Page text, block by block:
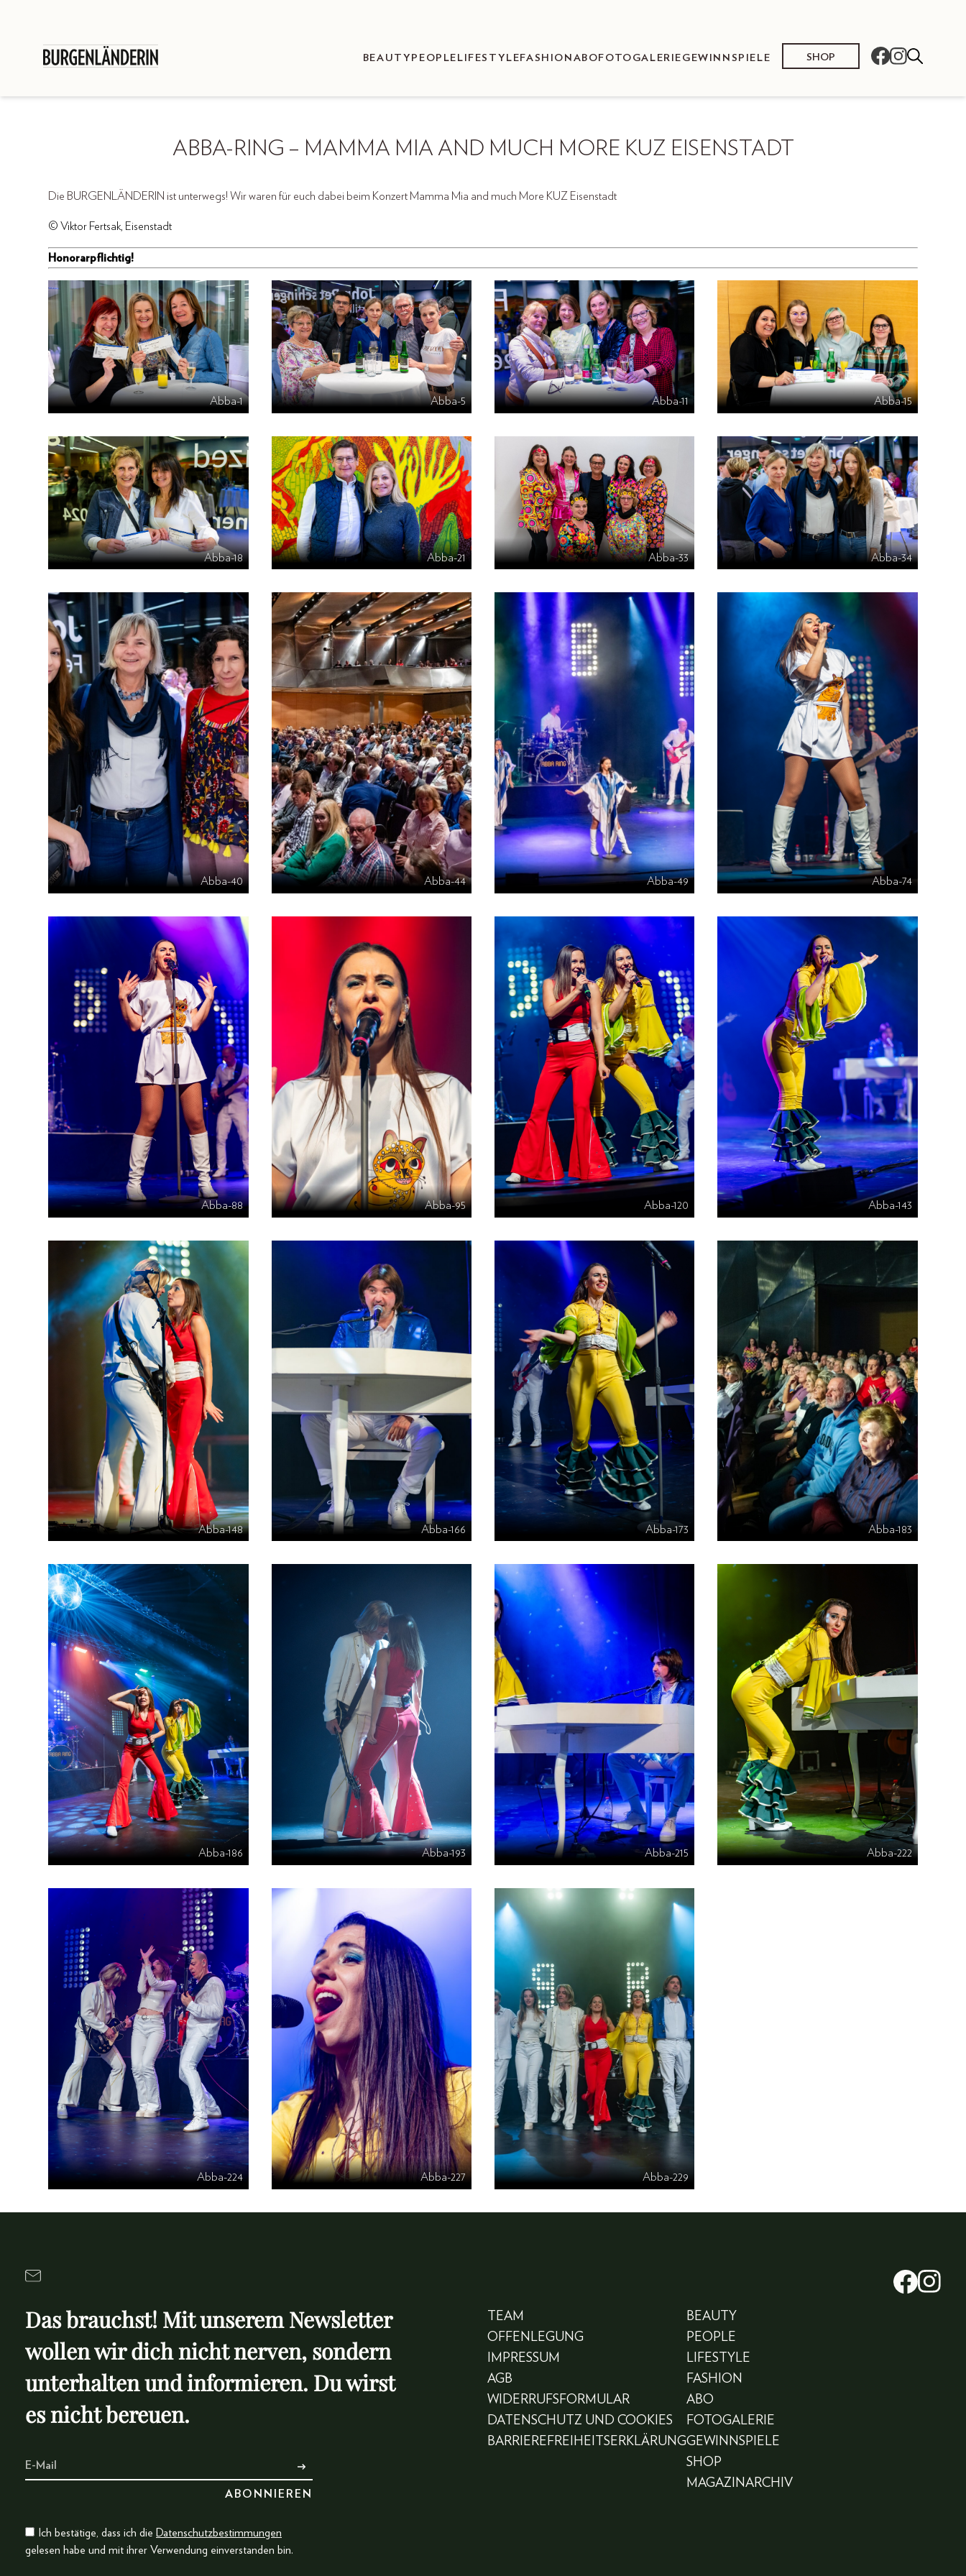
BEAUTY PEOPLE LIFESTYLEFASHION ABOFOTOGALERIE GEWINNSPIELE SHOP
ABBA-RING – MAMMA MIA AND MUCH MORE KUZ EISENSTADT
Die BURGENLÄNDERIN ist unterwegs! Wir waren für euch dabei beim Konzert Mamma Mia and much More KUZ Eisenstadt
© Viktor Fertsak, Eisenstadt
Honorarpflichtig!
Abba-1 Abba-5 Abba-11 Abba-15
Abba-18 Abba-21 Abba-33 Abba-34
Abba-40 Abba-44 Abba-49 Abba-74
Abba-88 Abba-95 Abba-120 Abba-143
Abba-148 Abba-166 Abba-173 Abba-183
Abba-186 Abba-193 Abba-215 Abba-222
Abba-224 Abba-227 Abba-229
Das brauchst! Mit unserem Newsletter
wollen wir dich nicht nerven, sondern
unterhalten und informieren. Du wirst
es nicht bereuen.
Ich bestätige, dass ich die Datenschutzbestimmungen
gelesen habe und mit ihrer Verwendung einverstanden bin.
TEAM
OFFENLEGUNG
IMPRESSUM
AGB
WIDERRUFSFORMULAR
DATENSCHUTZ UND COOKIES
BARRIEREFREIHEITSERKLÄRUNG
BEAUTY
PEOPLE
LIFESTYLE
FASHION
ABO
FOTOGALERIE
GEWINNSPIELE
SHOP
MAGAZINARCHIV